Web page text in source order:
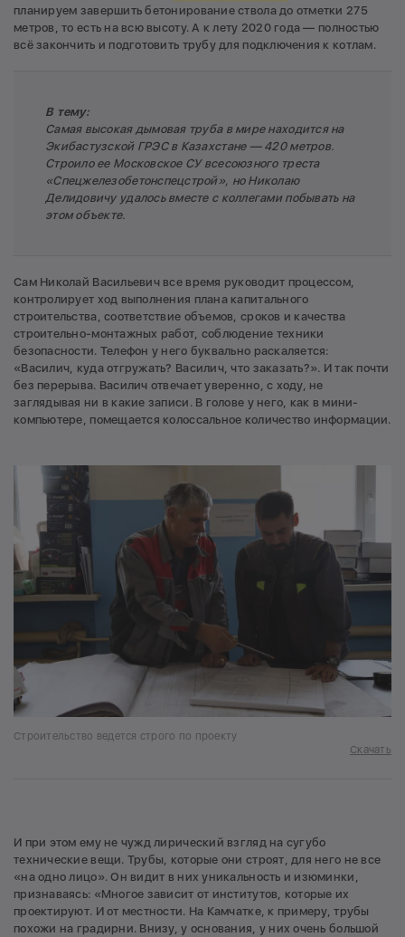
планируем завершить бетонирование ствола до отметки 275
метров, то есть на всю высоту. А к лету 2020 года — полностью
всё закончить и подготовить трубу для подключения к котлам.
В тему:
Самая высокая дымовая труба в мире находится на
Экибастузской ГРЭС в Казахстане — 420 метров.
Строило ее Московское СУ всесоюзного треста
«Спецжелезобетонспецстрой», но Николаю
Делидовичу удалось вместе с коллегами побывать на
этом объекте.
Сам Николай Васильевич все время руководит процессом,
контролирует ход выполнения плана капитального
строительства, соответствие объемов, сроков и качества
строительно-монтажных работ, соблюдение техники
безопасности. Телефон у него буквально раскаляется:
«Василич, куда отгружать? Василич, что заказать?». И так почти
без перерыва. Василич отвечает уверенно, с ходу, не
заглядывая ни в какие записи. В голове у него, как в мини-
компьютере, помещается колоссальное количество информации.
Строительство ведется строго по проекту
Скачать
И при этом ему не чужд лирический взгляд на сугубо
технические вещи. Трубы, которые они строят, для него не все
«на одно лицо». Он видит в них уникальность и изюминки,
признаваясь: «Многое зависит от институтов, которые их
проектируют. И от местности. На Камчатке, к примеру, трубы
похожи на градирни. Внизу, у основания, у них очень большой